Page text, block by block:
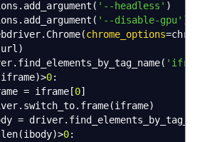
( '--headless' )
( '--disable-gpu' )
(chrome_options
url)
(
iframe)>0:
iframe [0]
(iframe)
len(ibody)>0: